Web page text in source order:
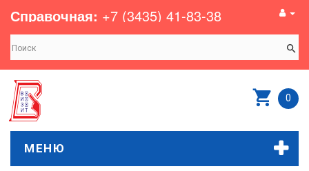
Справочная: +7 (3435) 41-83-38
0
МЕНЮ